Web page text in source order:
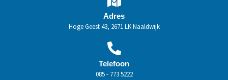
Adres
Hoge Geest 43, 2671 LK Naaldwijk
Telefoon
085 - 773 5222